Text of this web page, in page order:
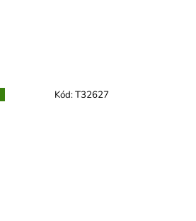
Kód:T32627